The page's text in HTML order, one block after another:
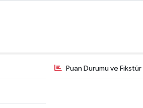
Puan Durumu ve Fikstür